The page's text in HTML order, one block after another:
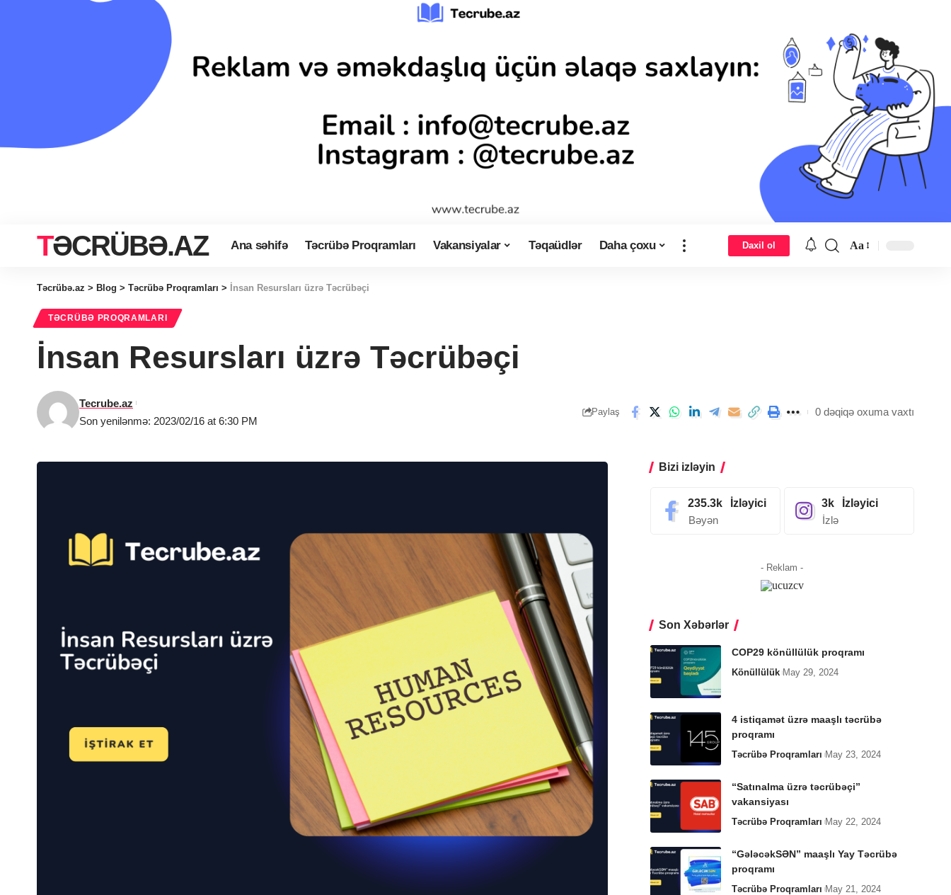
TƏCRÜBƏ.AZ Ana səhifə Təcrübə Proqramları Vakansiyalar Təqaüdlər Daha çoxu Daxil ol Aa
Təcrübə.az > Blog > Təcrübə Proqramları > İnsan Resursları üzrə Təcrübəçi
TƏCRÜBƏ PROQRAMLARI
İnsan Resursları üzrə Təcrübəçi
Son yenilənmə: 2023/02/16 at 6:30 PM
Tecrube.az
Paylaş 0 dəqiqə oxuma vaxtı
Bizi izləyin
235.3k İzləyici
Bəyən
3k İzləyici
İzlə
- Reklam -
Son Xəbərlər
COP29 könüllülük proqramı
Könüllülük May 29, 2024
4 istiqamət üzrə maaşlı təcrübə
proqramı
Təcrübə Proqramları May 23, 2024
“Satınalma üzrə təcrübəçi”
vakansiyası
Təcrübə Proqramları May 22, 2024
“GələcəkSƏN” maaşlı Yay Təcrübə
proqramı
Təcrübə Proqramları May 21, 2024